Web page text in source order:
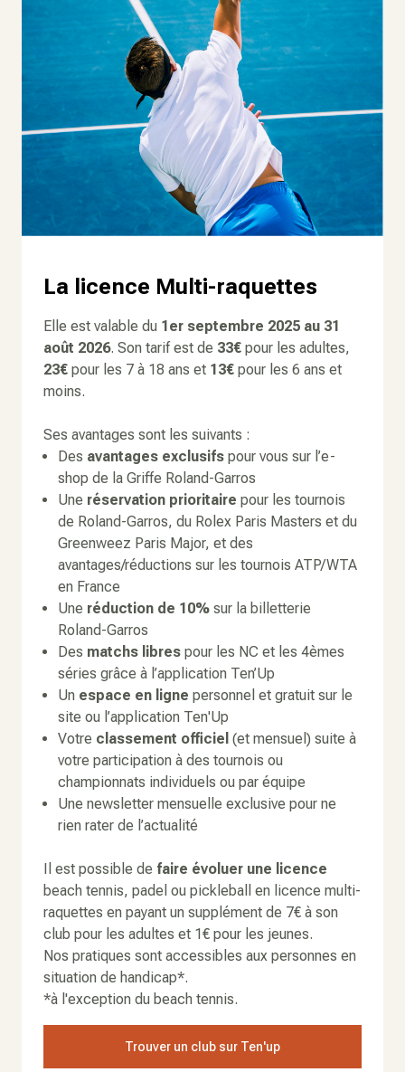
La licence Multi-raquettes
Elle est valable du 1er septembre 2025 au 31
août 2026. Son tarif est de 33€ pour les adultes,
23€ pour les 7 à 18 ans et 13€ pour les 6 ans et
moins.
Ses avantages sont les suivants :
Des avantages exclusifs pour vous sur l’e-
shop de la Griffe Roland-Garros
Une réservation prioritaire pour les tournois
de Roland-Garros, du Rolex Paris Masters et du
Greenweez Paris Major, et des
avantages/réductions sur les tournois ATP/WTA
en France
Une réduction de 10% sur la billetterie
Roland-Garros
Des matchs libres pour les NC et les 4èmes
séries grâce à l’application Ten’Up
Un espace en ligne personnel et gratuit sur le
site ou l’application Ten'Up
Votre classement officiel (et mensuel) suite à
votre participation à des tournois ou
championnats individuels ou par équipe
Une newsletter mensuelle exclusive pour ne
rien rater de l’actualité
Il est possible de faire évoluer une licence
beach tennis, padel ou pickleball en licence multi-
raquettes en payant un supplément de 7€ à son
club pour les adultes et 1€ pour les jeunes.
Nos pratiques sont accessibles aux personnes en
situation de handicap*.
*à l'exception du beach tennis.
Trouver un club sur Ten'up